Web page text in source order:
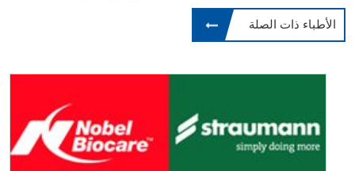
الأطباء ذات الصلة